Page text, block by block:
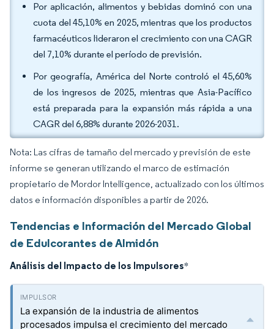
Por aplicación, alimentos y bebidas dominó con una
cuota del 45,10% en 2025, mientras que los productos
farmacéuticos lideraron el crecimiento con una CAGR
del 7,10% durante el período de previsión.
Por geografía, América del Norte controló el 45,60%
de los ingresos de 2025, mientras que Asia-Pacífico
está preparada para la expansión más rápida a una
CAGR del 6,88% durante 2026-2031.
Nota: Las cifras de tamaño del mercado y previsión de este
informe se generan utilizando el marco de estimación
propietario de Mordor Intelligence, actualizado con los últimos
datos e información disponibles a partir de 2026.
Tendencias e Información del Mercado Global
de Edulcorantes de Almidón
Análisis del Impacto de los Impulsores*
La expansión de la industria de alimentos
procesados impulsa el crecimiento del mercado